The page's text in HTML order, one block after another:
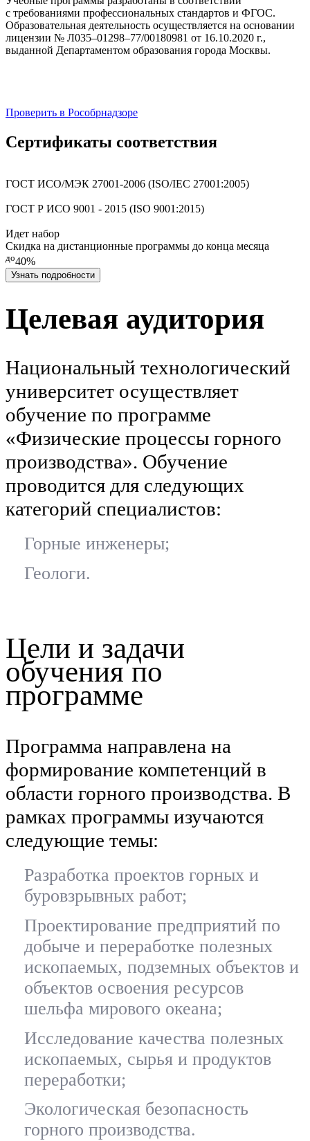
с требованиями профессиональных стандартов и ФГОС.
Образовательная деятельность осуществляется на основании
лицензии № Л035–01298–77/00180981 от 16.10.2020 г.,
выданной Департаментом образования города Москвы.
Проверить в Рособрнадзоре
Сертификаты соответствия
ГОСТ ИСО/МЭК 27001-2006 (ISO/IEC 27001:2005)
ГОСТ Р ИСО 9001 - 2015 (ISO 9001:2015)
Идет набор
Скидка на дистанционные программы до конца месяца
до40%
Узнать подробности
Целевая аудитория
Национальный технологический
университет осуществляет
обучение по программе
«Физические процессы горного
производства». Обучение
проводится для следующих
категорий специалистов:
Горные инженеры;
Геологи.
Цели и задачи
обучения по
программе
Программа направлена на
формирование компетенций в
области горного производства. В
рамках программы изучаются
следующие темы:
Разработка проектов горных и
буровзрывных работ;
Проектирование предприятий по
добыче и переработке полезных
ископаемых, подземных объектов и
объектов освоения ресурсов
шельфа мирового океана;
Исследование качества полезных
ископаемых, сырья и продуктов
переработки;
Экологическая безопасность
горного производства.